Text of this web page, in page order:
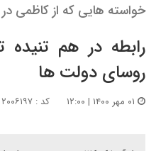
خواسته هایی که از کاظمی
رابطه در هم تنیده
روسای دولت ها
کد : ۲۰۰۶۱۹۷